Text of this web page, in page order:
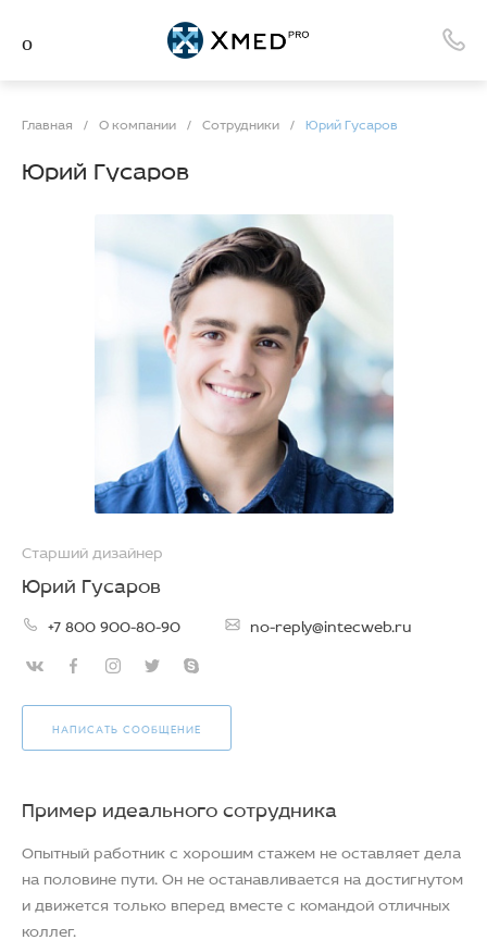
Главная / О компании / Сотрудники / Юрий Гусаров
Юрий Гусаров
Старший дизайнер
Юрий Гусаров
+7 800 900-80-90 no-reply@intecweb.ru
НАПИСАТЬ СООБЩЕНИЕ
Пример идеального сотрудника
Опытный работник с хорошим стажем не оставляет дела
на половине пути. Он не останавливается на достигнутом
и движется только вперед вместе с командой отличных
коллег.